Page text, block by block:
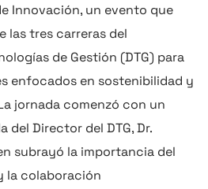
Innovación, un evento que
las tres carreras del
de Gestión (DTG) para
enfocados en sostenibilidad y
jornada comenzó con un
del Director del DTG, Dr.
subrayó la importancia del
la colaboración